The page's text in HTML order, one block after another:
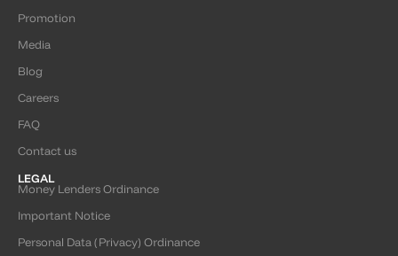
Promotion
Media
Blog
Careers
FAQ
Contact us
LEGAL
Money Lenders Ordinance
Important Notice
Personal Data (Privacy) Ordinance